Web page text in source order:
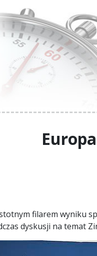
filarem wyniku
dyskusji na temat